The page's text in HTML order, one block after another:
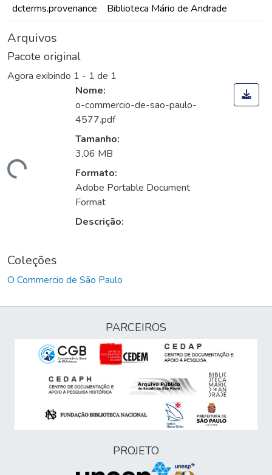
dcterms.provenance
Biblioteca Mário de Andrade
Arquivos
Pacote original
Agora exibindo 1 - 1 de 1
Nome:
o-commercio-de-sao-paulo-
4577.pdf
Tamanho:
3,06 MB
Formato:
Adobe Portable Document
Format
Descrição:
Coleções
O Commercio de São Paulo
PARCEIROS
PROJETO